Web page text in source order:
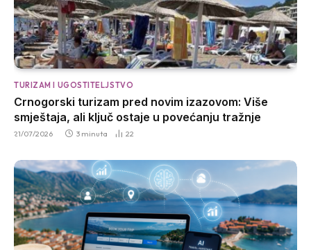
TURIZAM I UGOSTITELJSTVO
Crnogorski turizam pred novim izazovom: Više
smještaja, ali ključ ostaje u povećanju tražnje
21/07/2026 3 minuta 22